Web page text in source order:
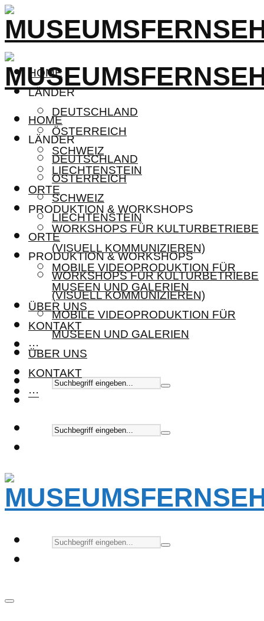
HOME
LÄNDER
DEUTSCHLAND
ÖSTERREICH
SCHWEIZ
LIECHTENSTEIN
ORTE
PRODUKTION & WORKSHOPS
WORKSHOPS FÜR KULTURBETRIEBE
(VISUELL KOMMUNIZIEREN)
MOBILE VIDEOPRODUKTION FÜR
MUSEEN UND GALERIEN
ÜBER UNS
KONTAKT
···
HOME
LÄNDER
DEUTSCHLAND
ÖSTERREICH
SCHWEIZ
LIECHTENSTEIN
ORTE
PRODUKTION & WORKSHOPS
WORKSHOPS FÜR KULTURBETRIEBE
(VISUELL KOMMUNIZIEREN)
MOBILE VIDEOPRODUKTION FÜR
MUSEEN UND GALERIEN
ÜBER UNS
KONTAKT
···